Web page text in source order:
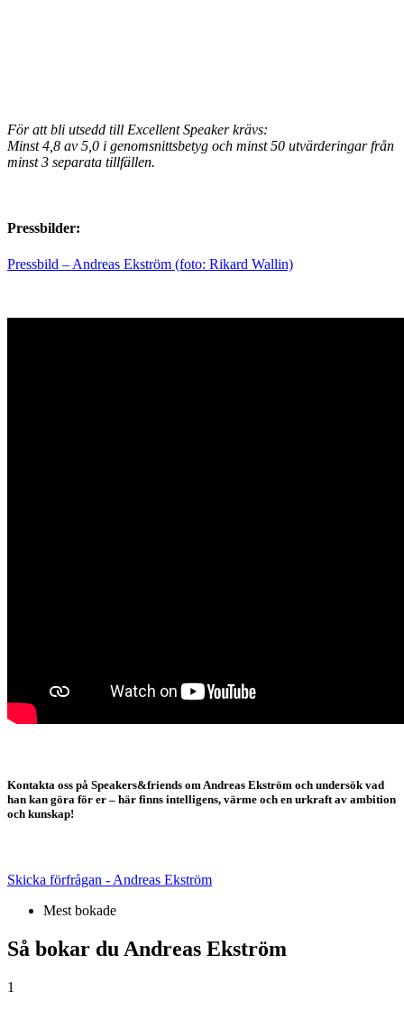
För att bli utsedd till Excellent Speaker krävs:
Minst 4,8 av 5,0 i genomsnittsbetyg och minst 50 utvärderingar från
minst 3 separata tillfällen.
Pressbilder:
Pressbild – Andreas Ekström (foto: Rikard Wallin)
Kontakta oss på Speakers&friends om Andreas Ekström och undersök vad
han kan göra för er – här finns intelligens, värme och en urkraft av ambition
och kunskap!
Skicka förfrågan - Andreas Ekström
Mest bokade
Så bokar du Andreas Ekström
1